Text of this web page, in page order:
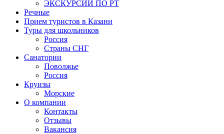
ЭКСКУРСИИ ПО РТ
Речные
Прием туристов в Казани
Туры для школьников
Россия
Страны СНГ
Санатории
Поволжье
Россия
Круизы
Морские
О компании
Контакты
Отзывы
Вакансия